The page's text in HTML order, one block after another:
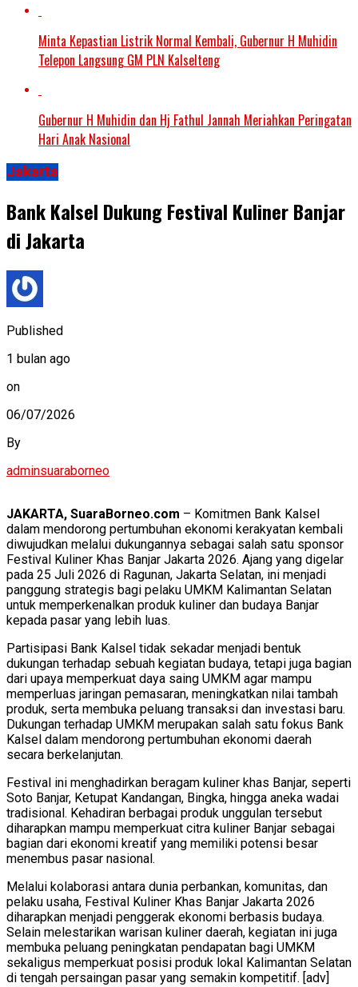
Minta Kepastian Listrik Normal Kembali, Gubernur H Muhidin
Telepon Langsung GM PLN Kalselteng
Gubernur H Muhidin dan Hj Fathul Jannah Meriahkan Peringatan
Hari Anak Nasional
Jakarta
Bank Kalsel Dukung Festival Kuliner Banjar
di Jakarta
Published
1 bulan ago
on
06/07/2026
By
adminsuaraborneo
JAKARTA, SuaraBorneo.com – Komitmen Bank Kalsel
dalam mendorong pertumbuhan ekonomi kerakyatan kembali
diwujudkan melalui dukungannya sebagai salah satu sponsor
Festival Kuliner Khas Banjar Jakarta 2026. Ajang yang digelar
pada 25 Juli 2026 di Ragunan, Jakarta Selatan, ini menjadi
panggung strategis bagi pelaku UMKM Kalimantan Selatan
untuk memperkenalkan produk kuliner dan budaya Banjar
kepada pasar yang lebih luas.
Partisipasi Bank Kalsel tidak sekadar menjadi bentuk
dukungan terhadap sebuah kegiatan budaya, tetapi juga bagian
dari upaya memperkuat daya saing UMKM agar mampu
memperluas jaringan pemasaran, meningkatkan nilai tambah
produk, serta membuka peluang transaksi dan investasi baru.
Dukungan terhadap UMKM merupakan salah satu fokus Bank
Kalsel dalam mendorong pertumbuhan ekonomi daerah
secara berkelanjutan.
Festival ini menghadirkan beragam kuliner khas Banjar, seperti
Soto Banjar, Ketupat Kandangan, Bingka, hingga aneka wadai
tradisional. Kehadiran berbagai produk unggulan tersebut
diharapkan mampu memperkuat citra kuliner Banjar sebagai
bagian dari ekonomi kreatif yang memiliki potensi besar
menembus pasar nasional.
Melalui kolaborasi antara dunia perbankan, komunitas, dan
pelaku usaha, Festival Kuliner Khas Banjar Jakarta 2026
diharapkan menjadi penggerak ekonomi berbasis budaya.
Selain melestarikan warisan kuliner daerah, kegiatan ini juga
membuka peluang peningkatan pendapatan bagi UMKM
sekaligus memperkuat posisi produk lokal Kalimantan Selatan
di tengah persaingan pasar yang semakin kompetitif. [adv]